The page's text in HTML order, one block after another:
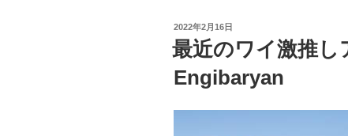
投
稿
日:
2022年2月16日
最近のワイ激推
Engibaryan